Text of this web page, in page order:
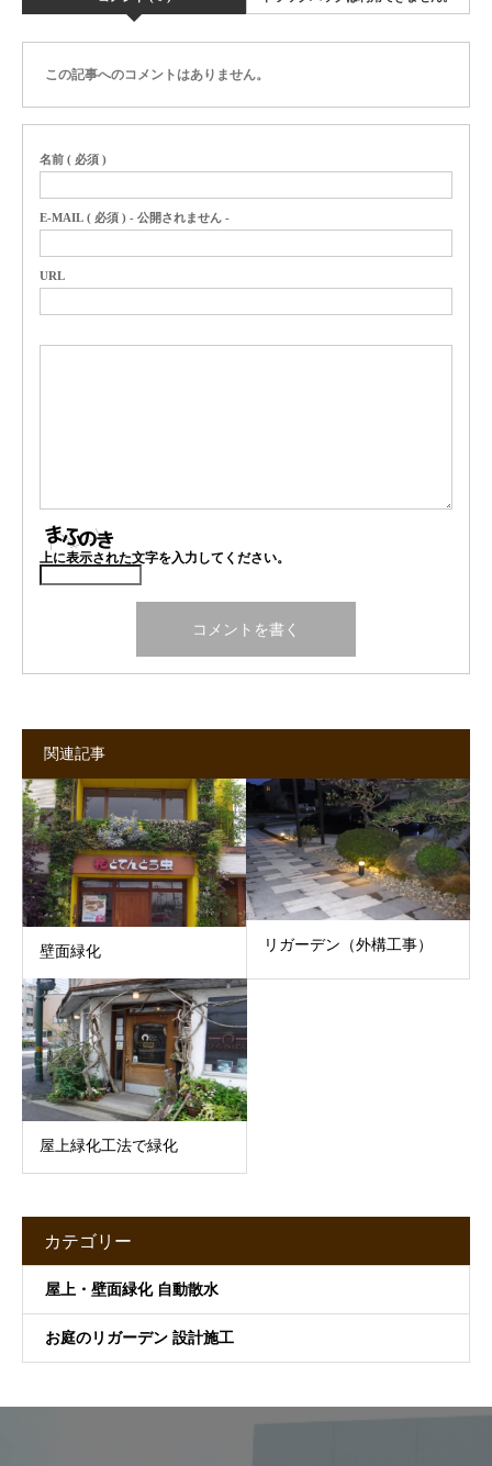
この記事へのコメントはありません。
名前 ( 必須 )
E-MAIL ( 必須 ) - 公開されません -
URL
上に表示された文字を入力してください。
関連記事
壁面緑化 リガーデン（外構工事）
屋上緑化工法で緑化
カテゴリー
屋上・壁面緑化 自動散水
お庭のリガーデン 設計施工